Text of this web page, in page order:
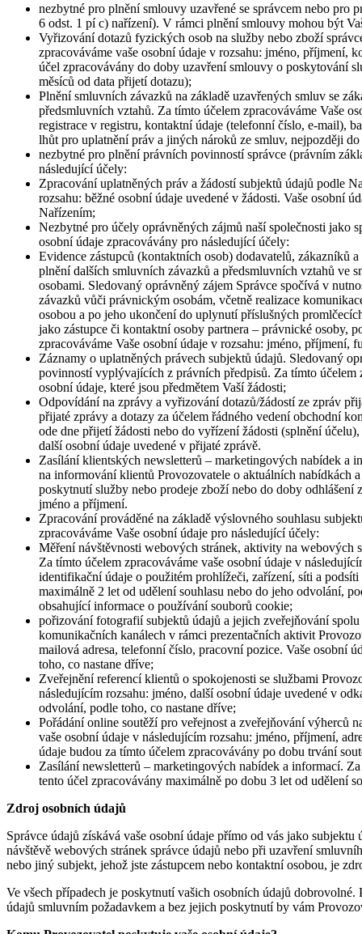
nezbytné pro plnění smlouvy uzavřené se správcem nebo
6 odst. 1 pí c) nařízení). V rámci plnění smlouvy mohou být
Vyřizování dotazů fyzických osob na služby nebo zboží
zpracováváme vaše osobní údaje v rozsahu: jméno, příjmení,
účel zpracovávány do doby uzavření smlouvy o poskytování
měsíců od data přijetí dotazu);
Plnění smluvních závazků na základě uzavřených smluv se
předsmluvních vztahů. Za tímto účelem zpracováváme Vaše
registrace v registru, kontaktní údaje (telefonní číslo, e-mail),
lhůt pro uplatnění práv a jiných nároků ze smluv, nejpozději
nezbytné pro plnění právních povinností správce (právním
následující účely:
Zpracování uplatněných práv a žádostí subjektů údajů podle
rozsahu: běžné osobní údaje uvedené v žádosti. Vaše osobní
Nařízením;
Nezbytné pro účely oprávněných zájmů naší společnosti jako
osobní údaje zpracovávány pro následující účely:
Evidence zástupců (kontaktních osob) dodavatelů, zákazníků
plnění dalších smluvních závazků a předsmluvních vztahů ve
osobami. Sledovaný oprávněný zájem Správce spočívá v
závazků vůči právnickým osobám, včetně realizace
osobou a po jeho ukončení do uplynutí příslušných
jako zástupce či kontaktní osoby partnera – právnické osoby,
zpracováváme Vaše osobní údaje v rozsahu: jméno,
Záznamy o uplatněných právech subjektů údajů. Sledovaný
povinností vyplývajících z právních předpisů. Za tímto účelem
osobní údaje, které jsou předmětem Vaší žádosti;
Odpovídání na zprávy a vyřizování dotazů/žádostí ze zpráv
přijaté zprávy a dotazy za účelem řádného vedení obchodní
ode dne přijetí žádosti nebo do vyřízení žádosti (splnění
další osobní údaje uvedené v přijaté zprávě.
Zasílání klientských newsletterů – marketingových nabídek a
na informování klientů Provozovatele o aktuálních nabídkách
poskytnutí služby nebo prodeje zboží nebo do doby odhlášení
jméno a příjmení.
Zpracování prováděné na základě výslovného souhlasu
zpracováváme Vaše osobní údaje pro následující účely:
Měření návštěvnosti webových stránek, aktivity na
Za tímto účelem zpracováváme vaše osobní údaje v
identifikační údaje o použitém prohlížeči, zařízení, síti a
maximálně 2 let od udělení souhlasu nebo do jeho odvolání,
obsahující informace o používání souborů cookie;
pořizování fotografií subjektů údajů a jejich zveřejňování
komunikačních kanálech v rámci prezentačních aktivit
mailová adresa, telefonní číslo, pracovní pozice. Vaše osobní
toho, co nastane dříve;
Zveřejnění referencí klientů o spokojenosti se službami
následujícím rozsahu: jméno, další osobní údaje uvedené v
odvolání, podle toho, co nastane dříve;
Pořádání online soutěží pro veřejnost a zveřejňování výherců
vaše osobní údaje v následujícím rozsahu: jméno, příjmení,
údaje budou za tímto účelem zpracovávány po dobu trvání
Zasílání newsletterů – marketingových nabídek a informací.
tento účel zpracovávány maximálně po dobu 3 let od udělení
Zdroj osobních údajů
Správce údajů získává vaše osobní údaje přímo od vás jako
návštěvě webových stránek správce údajů nebo při uzavření
nebo jiný subjekt, jehož jste zástupcem nebo kontaktní osobou, je
Ve všech případech je poskytnutí vašich osobních údajů
údajů smluvním požadavkem a bez jejich poskytnutí by vám